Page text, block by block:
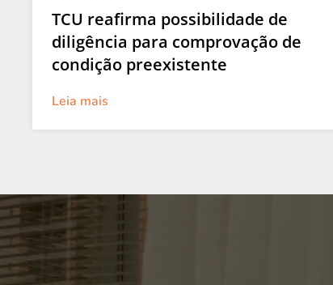
TCU reafirma possibilidade de
diligência para comprovação de
condição preexistente
Leia mais